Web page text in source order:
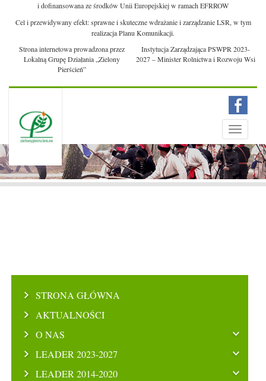
i dofinansowana ze środków Unii Europejskiej w ramach EFRROW
Cel i przewidywany efekt: sprawne i skuteczne wdrażanie i zarządzanie LSR, w tym
realizacja Planu Komunikacji.
Strona internetowa prowadzona przez
Lokalną Grupę Działania „Zielony
Pierścień”
Instytucja Zarządzająca PSWPR 2023-
2027 – Minister Rolnictwa i Rozwoju Wsi
Toggle
Menu
STRONA GŁÓWNA
AKTUALNOŚCI
O NAS
LEADER 2023-2027
LEADER 2014-2020